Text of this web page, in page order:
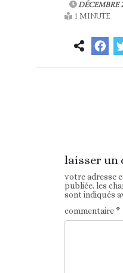
DÉCEMBRE
1 MINUTE
laisser un
votre adresse
publiée. les
sont indiqués
commentaire*